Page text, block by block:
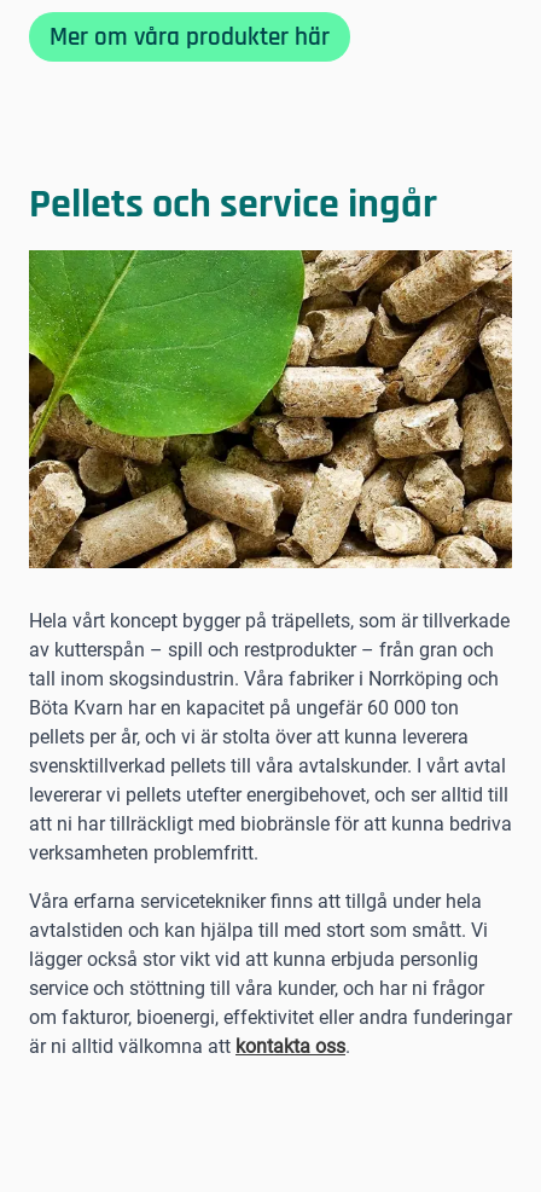
Mer om våra produkter här
Pellets och service ingår
Hela vårt koncept bygger på träpellets, som är tillverkade
av kutterspån – spill och restprodukter – från gran och
tall inom skogsindustrin. Våra fabriker i Norrköping och
Böta Kvarn har en kapacitet på ungefär 60 000 ton
pellets per år, och vi är stolta över att kunna leverera
svensktillverkad pellets till våra avtalskunder. I vårt avtal
levererar vi pellets utefter energibehovet, och ser alltid till
att ni har tillräckligt med biobränsle för att kunna bedriva
verksamheten problemfritt.
Våra erfarna servicetekniker finns att tillgå under hela
avtalstiden och kan hjälpa till med stort som smått. Vi
lägger också stor vikt vid att kunna erbjuda personlig
service och stöttning till våra kunder, och har ni frågor
om fakturor, bioenergi, effektivitet eller andra funderingar
är ni alltid välkomna att kontakta oss.